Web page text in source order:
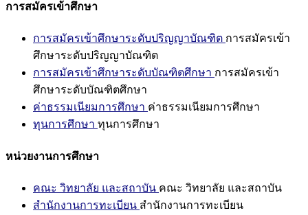
การสมัครเข้าศึกษา
การสมัครเข้าศึกษาระดับปริญญาบัณฑิต การสมัครเข้า
ศึกษาระดับปริญญาบัณฑิต
การสมัครเข้าศึกษาระดับบัณฑิตศึกษา การสมัครเข้า
ศึกษาระดับบัณฑิตศึกษา
ค่าธรรมเนียมการศึกษา ค่าธรรมเนียมการศึกษา
ทุนการศึกษา ทุนการศึกษา
หน่วยงานการศึกษา
คณะ วิทยาลัย และสถาบัน คณะ วิทยาลัย และสถาบัน
สำนักงานการทะเบียน สำนักงานการทะเบียน